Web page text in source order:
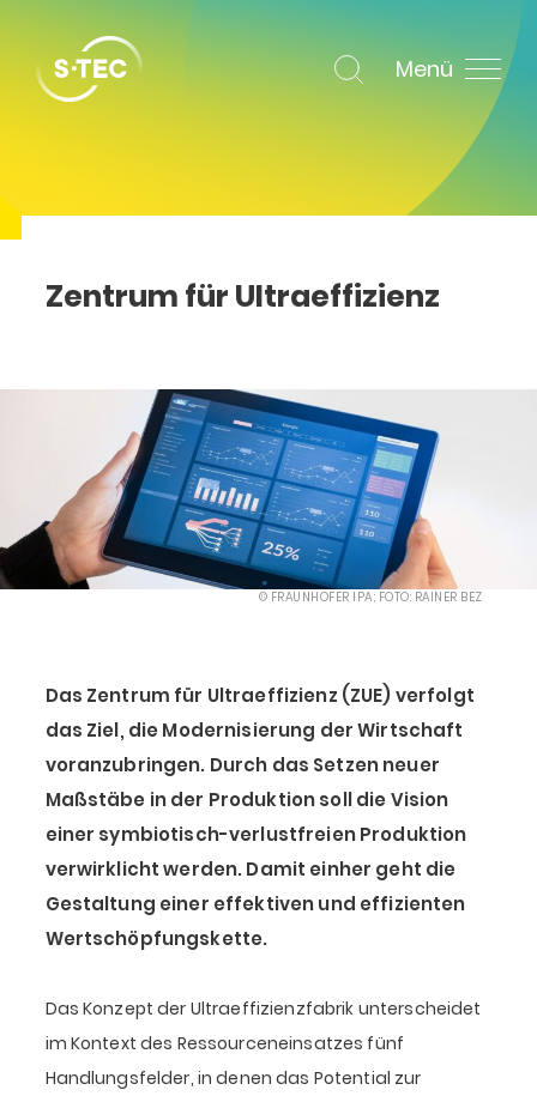
Menü
Zentrum für Ultraeffizienz
© FRAUNHOFER IPA; FOTO: RAINER BEZ
Das Zentrum für Ultraeffizienz (ZUE) verfolgt
das Ziel, die Modernisierung der Wirtschaft
voranzubringen. Durch das Setzen neuer
Maßstäbe in der Produktion soll die Vision
einer symbiotisch-verlustfreien Produktion
verwirklicht werden. Damit einher geht die
Gestaltung einer effektiven und effizienten
Wertschöpfungskette.
Das Konzept der Ultraeffizienzfabrik unterscheidet
im Kontext des Ressourceneinsatzes fünf
Handlungsfelder, in denen das Potential zur